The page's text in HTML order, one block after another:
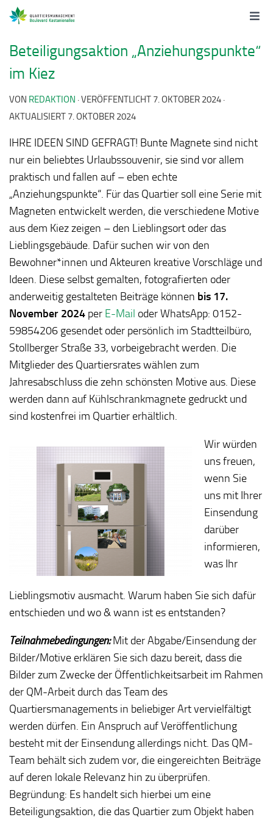
Beteiligungsaktion „Anziehungspunkte“
im Kiez
VON REDAKTION · VERÖFFENTLICHT 7. OKTOBER 2024 ·
AKTUALISIERT 7. OKTOBER 2024
IHRE IDEEN SIND GEFRAGT! Bunte Magnete sind nicht
nur ein beliebtes Urlaubssouvenir, sie sind vor allem
praktisch und fallen auf – eben echte
„Anziehungspunkte“. Für das Quartier soll eine Serie mit
Magneten entwickelt werden, die verschiedene Motive
aus dem Kiez zeigen – den Lieblingsort oder das
Lieblingsgebäude. Dafür suchen wir von den
Bewohner*innen und Akteuren kreative Vorschläge und
Ideen. Diese selbst gemalten, fotografierten oder
anderweitig gestalteten Beiträge können bis 17.
November 2024 per E-Mail oder WhatsApp: 0152-
59854206 gesendet oder persönlich im Stadtteilbüro,
Stollberger Straße 33, vorbeigebracht werden. Die
Mitglieder des Quartiersrates wählen zum
Jahresabschluss die zehn schönsten Motive aus. Diese
werden dann auf Kühlschrankmagnete gedruckt und
sind kostenfrei im Quartier erhältlich.
Wir würden
uns freuen,
wenn Sie
uns mit Ihrer
Einsendung
darüber
informieren,
was Ihr
Lieblingsmotiv ausmacht. Warum haben Sie sich dafür
entschieden und wo & wann ist es entstanden?
Teilnahmebedingungen:Mit der Abgabe/Einsendung der
Bilder/Motive erklären Sie sich dazu bereit, dass die
Bilder zum Zwecke der Öffentlichkeitsarbeit im Rahmen
der QM-Arbeit durch das Team des
Quartiersmanagements in beliebiger Art vervielfältigt
werden dürfen. Ein Anspruch auf Veröffentlichung
besteht mit der Einsendung allerdings nicht. Das QM-
Team behält sich zudem vor, die eingereichten Beiträge
auf deren lokale Relevanz hin zu überprüfen.
Begründung: Es handelt sich hierbei um eine
Beteiligungsaktion, die das Quartier zum Objekt haben